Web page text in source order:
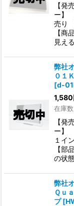
【
ー】
売り
【商
見え
弊社
０１
[d-
1,580
在庫
【
ー】
１イ
【
の状
弊社
Ｑｕ
プ [